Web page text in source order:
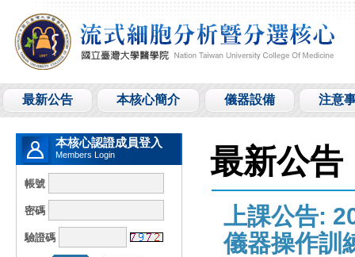
最新公告 本核心簡介 儀器設備 注意
本核心認證成員登入
Members Login
帳號
密碼
驗證碼
最新公告
上課公告:
儀器操作訓